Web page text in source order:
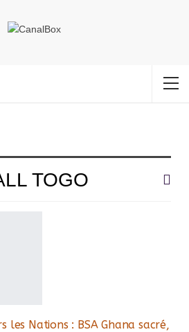
TOGO
les Nations : BSA Ghana sacré,